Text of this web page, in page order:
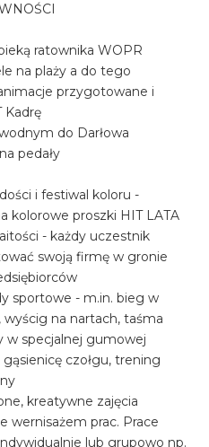
ratownika WOPR
na plaży a do tego
przygotowane i
Kadrę
do Darłowa
pedały
i festiwal koloru -
kolorowe proszki HIT LATA
- każdy uczestnik
swoją firmę w gronie
sportowe - m.in. bieg w
na nartach, taśma
w specjalnej gumowej
czołgu, trening
kreatywne zajęcia
wernisażem prac. Prace
lub grupowo np.